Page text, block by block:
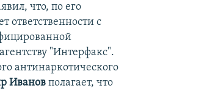
что, по его
ответственности с
"Интерфакс".
антинаркотического
Иванов полагает, что